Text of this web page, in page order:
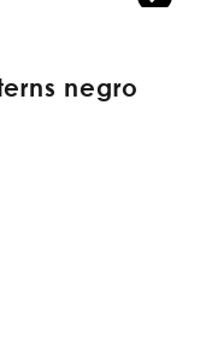
negro